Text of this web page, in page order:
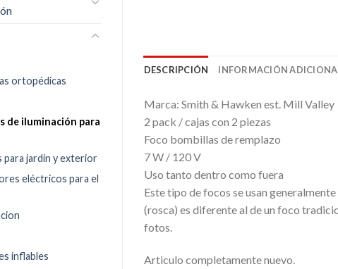
ortopédicas
de iluminación para
para jardín y exterior
eléctricos para el
inflables
DESCRIPCIÓN INFORMACIÓN
Marca: Smith & Hawken est. Mill Valley
2 pack / cajas con 2 piezas
Foco bombillas de remplazo
7 W / 120 V
Uso tanto dentro como fuera
Este tipo de focos se usan
(rosca) es diferente al de un foco
fotos.
Articulo completamente nuevo.